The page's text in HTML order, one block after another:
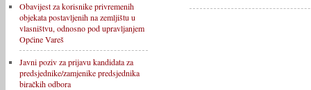
Obavijest za korisnike privremenih
objekata postavljenih na zemljištu u
vlasništvu, odnosno pod upravljanjem
Općine Vareš
Javni poziv za prijavu kandidata za
predsjednike/zamjenike predsjednika
biračkih odbora